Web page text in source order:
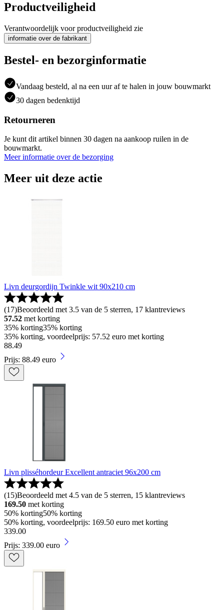
Productveiligheid
Verantwoordelijk voor productveiligheid zie
informatie over de fabrikant
Bestel- en bezorginformatie
Vandaag besteld, al na een uur af te halen in jouw bouwmarkt
30 dagen bedenktijd
Retourneren
Je kunt dit artikel binnen 30 dagen na aankoop ruilen in de
bouwmarkt.
Meer informatie over de bezorging
Meer uit deze actie
Livn deurgordijn Twinkle wit 90x210 cm
(17)Beoordeeld met 3.5 van de 5 sterren, 17 klantreviews
57.52 met korting
35% korting35% korting
35% korting, voordeelprijs: 57.52 euro met korting
88.49
Prijs: 88.49 euro
Livn plisséhordeur Excellent antraciet 96x200 cm
(15)Beoordeeld met 4.5 van de 5 sterren, 15 klantreviews
169.50 met korting
50% korting50% korting
50% korting, voordeelprijs: 169.50 euro met korting
339.00
Prijs: 339.00 euro